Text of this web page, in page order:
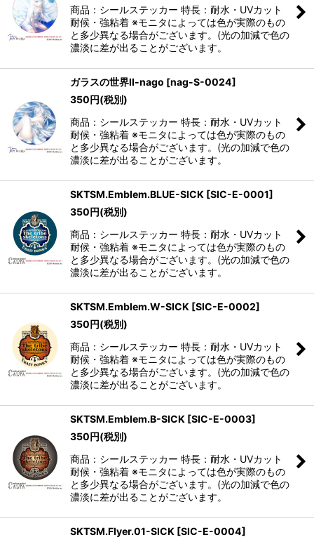
商品：シールステッカー 特長：耐水・UVカット
耐候・強粘着 ※モニタによっては色が実際のもの
と多少異なる場合がございます。(光の加減で色の
濃淡に差が出ることがございます。
ガラスの世界II-nago [nag-S-0024]
350円(税別)
商品：シールステッカー 特長：耐水・UVカット
耐候・強粘着 ※モニタによっては色が実際のもの
と多少異なる場合がございます。(光の加減で色の
濃淡に差が出ることがございます。
SKTSM.Emblem.BLUE-SICK [SIC-E-0001]
350円(税別)
商品：シールステッカー 特長：耐水・UVカット
耐候・強粘着 ※モニタによっては色が実際のもの
と多少異なる場合がございます。(光の加減で色の
濃淡に差が出ることがございます。
SKTSM.Emblem.W-SICK [SIC-E-0002]
350円(税別)
商品：シールステッカー 特長：耐水・UVカット
耐候・強粘着 ※モニタによっては色が実際のもの
と多少異なる場合がございます。(光の加減で色の
濃淡に差が出ることがございます。
SKTSM.Emblem.B-SICK [SIC-E-0003]
350円(税別)
商品：シールステッカー 特長：耐水・UVカット
耐候・強粘着 ※モニタによっては色が実際のもの
と多少異なる場合がございます。(光の加減で色の
濃淡に差が出ることがございます。
SKTSM.Flyer.01-SICK [SIC-E-0004]